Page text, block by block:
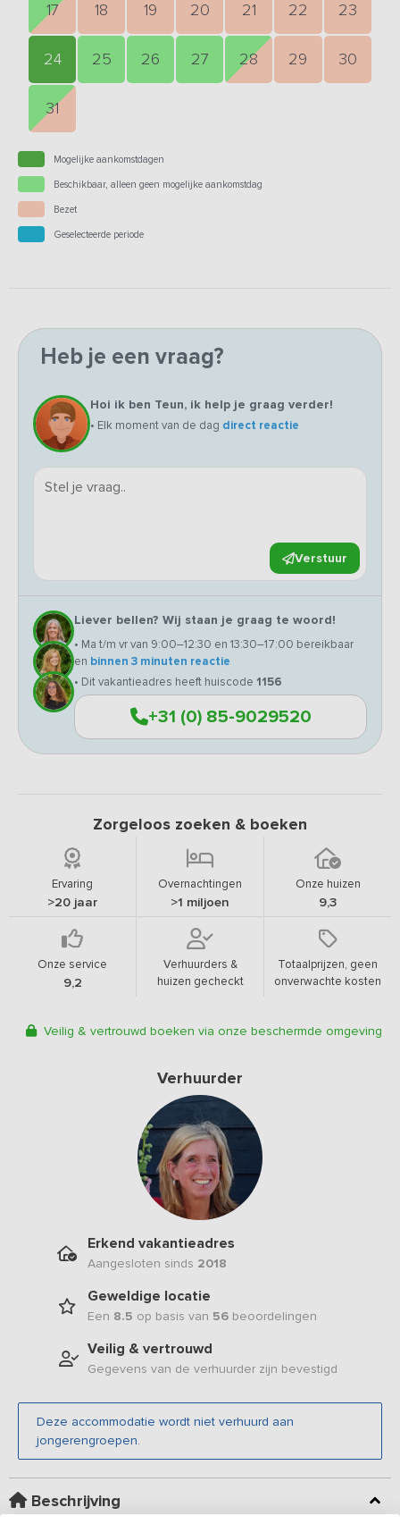
17 18 19 20 21 22 23
24 25 26 27 28 29 30
31
Mogelijke aankomstdagen
Beschikbaar, alleen geen mogelijke aankomstdag
Bezet
Geselecteerde periode
Heb je een vraag?
Hoi ik ben Teun, ik help je graag verder!
• Elk moment van de dag direct reactie
Verstuur
Liever bellen? Wij staan je graag te woord!
• Ma t/m vr van 9:00–12:30 en 13:30–17:00 bereikbaar
en binnen 3 minuten reactie
• Dit vakantieadres heeft huiscode 1156
+31 (0) 85-9029520
Zorgeloos zoeken & boeken
Ervaring
>20 jaar
Overnachtingen
>1 miljoen
Onze huizen
9,3
Onze service
9,2
Verhuurders &
huizen gecheckt
Totaalprijzen, geen
onverwachte kosten
Veilig & vertrouwd boeken via onze beschermde omgeving
Verhuurder
Erkend vakantieadres
Aangesloten sinds 2018
Geweldige locatie
Een 8.5 op basis van 56 beoordelingen
Veilig & vertrouwd
Gegevens van de verhuurder zijn bevestigd
Deze accommodatie wordt niet verhuurd aan
jongerengroepen.
Beschrijving